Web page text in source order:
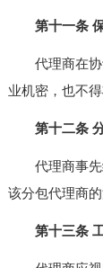
第十一条
代理商在协
业机密，也不
第十二条 分
代理商事先
该分包代理商的
第十三条 工